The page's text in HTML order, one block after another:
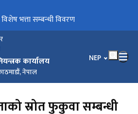
कार्यालय
नेपाल
भाषा चयन गर्नुहोस्
NEP
सूचनाभत्ता सम्बन्धी विवरण
विविध खाताको रकम सदरस्याहा गर्ने
Manual
स्रोत फुकुवा सम्बन्धी